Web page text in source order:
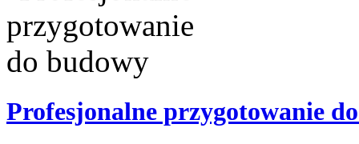
Profesjonalne przygotowanie